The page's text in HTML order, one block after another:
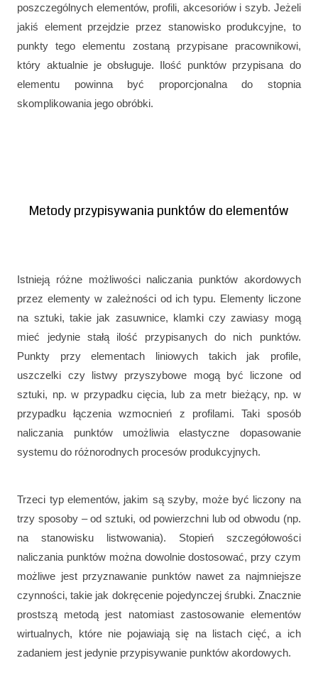
poszczególnych elementów, profili, akcesoriów i szyb. Jeżeli
jakiś element przejdzie przez stanowisko produkcyjne, to
punkty tego elementu zostaną przypisane pracownikowi,
który aktualnie je obsługuje. Ilość punktów przypisana do
elementu powinna być proporcjonalna do stopnia
skomplikowania jego obróbki.
Metody przypisywania punktów do elementów
Istnieją różne możliwości naliczania punktów akordowych
przez elementy w zależności od ich typu. Elementy liczone
na sztuki, takie jak zasuwnice, klamki czy zawiasy mogą
mieć jedynie stałą ilość przypisanych do nich punktów.
Punkty przy elementach liniowych takich jak profile,
uszczelki czy listwy przyszybowe mogą być liczone od
sztuki, np. w przypadku cięcia, lub za metr bieżący, np. w
przypadku łączenia wzmocnień z profilami. Taki sposób
naliczania punktów umożliwia elastyczne dopasowanie
systemu do różnorodnych procesów produkcyjnych.
Trzeci typ elementów, jakim są szyby, może być liczony na
trzy sposoby – od sztuki, od powierzchni lub od obwodu (np.
na stanowisku listwowania). Stopień szczegółowości
naliczania punktów można dowolnie dostosować, przy czym
możliwe jest przyznawanie punktów nawet za najmniejsze
czynności, takie jak dokręcenie pojedynczej śrubki. Znacznie
prostszą metodą jest natomiast zastosowanie elementów
wirtualnych, które nie pojawiają się na listach cięć, a ich
zadaniem jest jedynie przypisywanie punktów akordowych.